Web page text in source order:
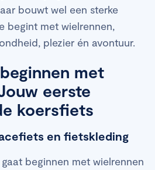
bouwt wel een sterke
begint met wielrennen,
plezier én avontuur.
met
eerste
koersfiets
en fietskleding
beginnen met wielrennen